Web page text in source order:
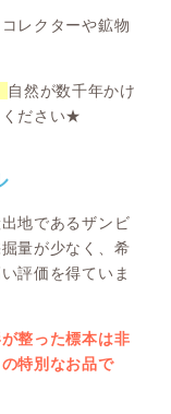
レクターや鉱物
自然が数千年かけ
ください★
地であるザンビ
量が少なく、希
評価を得ていま
整った標本は非
特別なお品で